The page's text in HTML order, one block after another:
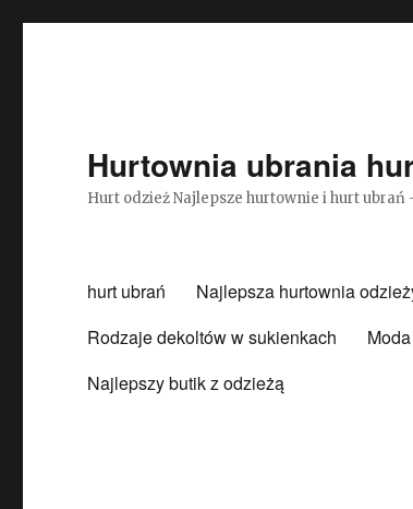
Hurtownia ubrania
Hurt odzież Najlepsze hurtownie i hurt
hurt ubrań Najlepsza hurtownia
Rodzaje dekoltów w sukienkach
Moda
Najlepszy butik z odzieżą